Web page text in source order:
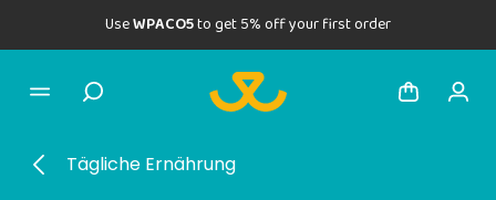
UseWPACO5to get 5% off your first order
Tägliche Ernährung